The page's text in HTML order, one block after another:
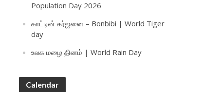
Population Day 2026
காட்டின் கர்ஜனை – Bonbibi | World Tiger
day
உலக மழை தினம் | World Rain Day
Calendar